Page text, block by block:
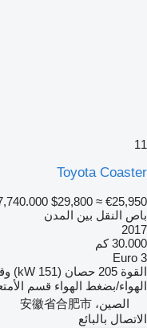
11
Toyota Coaster
$29,800 ≈ €25,950
باص النقل بين المدن
2017
30.000 كم
Euro 3
القوة 205 حصان (151 kW)
الهواء/بضغط الهواء قسم
الصين، 安徽省合肥市
الاتصال بالبائع